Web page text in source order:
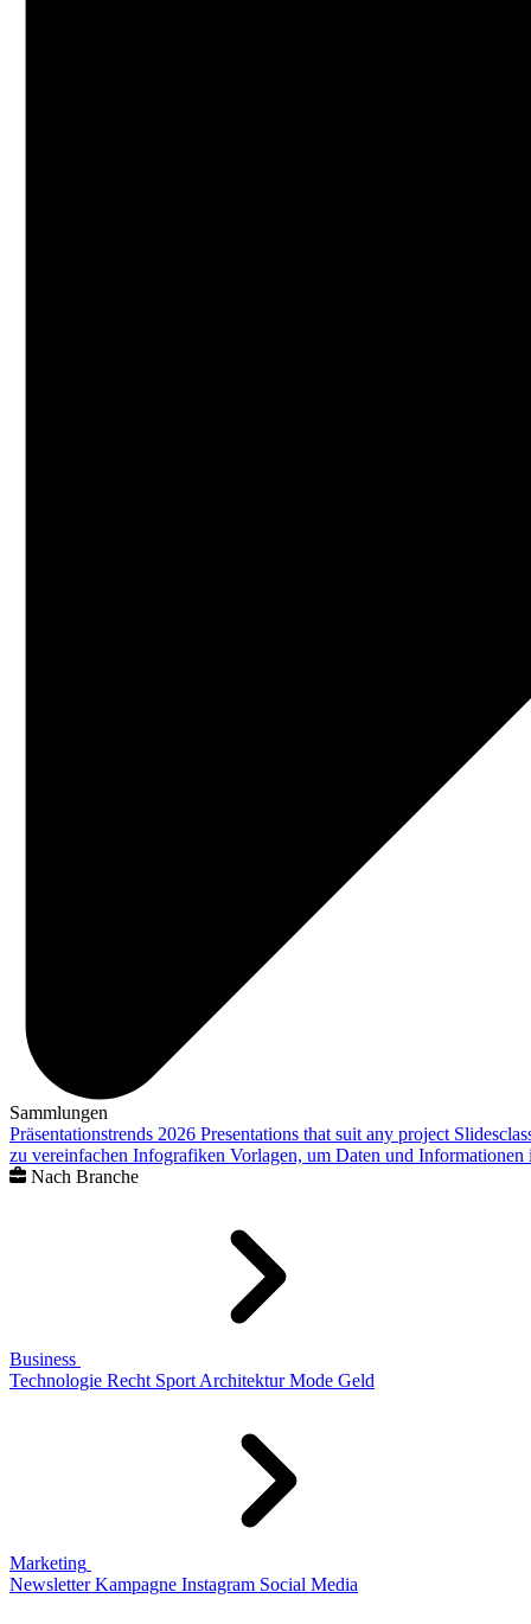
Sammlungen
Präsentationstrends 2026 Presentations that suit any project
zu vereinfachen Infografiken Vorlagen, um Daten und
Nach Branche
Business
Technologie Recht Sport Architektur Mode Geld
Marketing
Newsletter Kampagne Instagram Social Media